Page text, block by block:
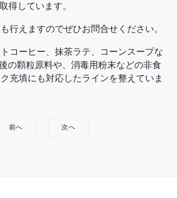
得しています。
行えますのでぜひお問合せください。
コーヒー、抹茶ラテ、コーンスープな
の顆粒原料や、消毒用粉末などの非食
充填にも対応したラインを整えていま
前へ 次へ